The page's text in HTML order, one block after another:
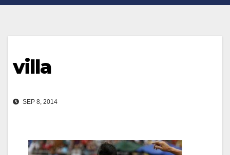
villa
SEP 8, 2014